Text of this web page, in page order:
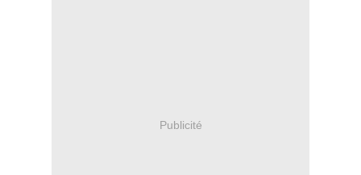
Publicité